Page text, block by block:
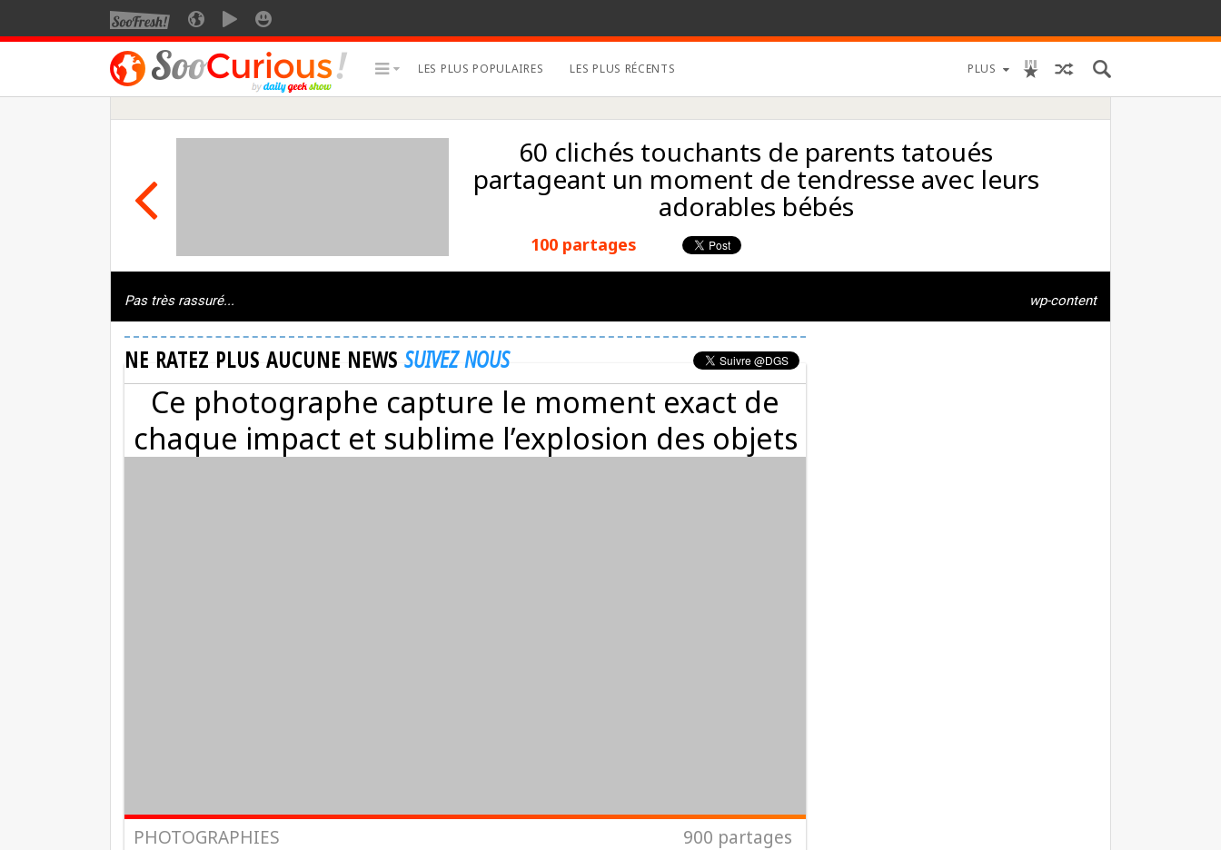
LES PLUS POPULAIRES LES PLUS RÉCENTS PLUS
60 clichés touchants de parents tatoués
partageant un moment de tendresse avec leurs
adorables bébés
100 partages
Pas très rassuré... wp-content
NE RATEZ PLUS AUCUNE NEWS SUIVEZ NOUS
Ce photographe capture le moment exact de
chaque impact et sublime l’explosion des objets
PHOTOGRAPHIES 900 partages